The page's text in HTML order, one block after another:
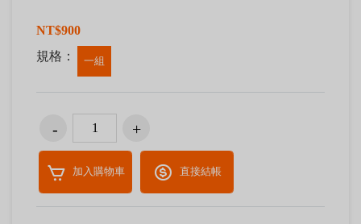
NT$900
規格：
一組
加入購物車 直接結帳